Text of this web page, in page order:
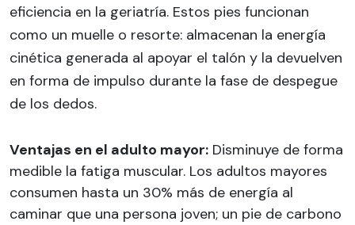
eficiencia en la geriatría. Estos pies funcionan
como un muelle o resorte: almacenan la energía
cinética generada al apoyar el talón y la devuelven
en forma de impulso durante la fase de despegue
de los dedos.
Ventajas en el adulto mayor: Disminuye de forma
medible la fatiga muscular. Los adultos mayores
consumen hasta un 30% más de energía al
caminar que una persona joven; un pie de carbono